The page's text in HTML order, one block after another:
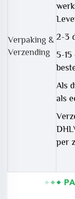
Verpaking &
Verzending
2-3
5-
Als
als
per